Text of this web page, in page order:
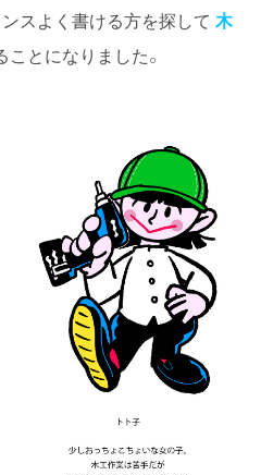
スよく書ける方を探して 木
とになりました。